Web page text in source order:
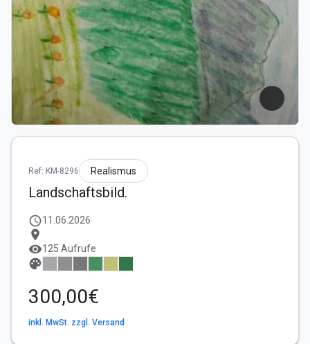
Ref: KM-8296 Realismus
Landschaftsbild.
schedule11.06.2026
location_on
visibility125 Aufrufe
palette
300,00€
inkl. MwSt. zzgl. Versand